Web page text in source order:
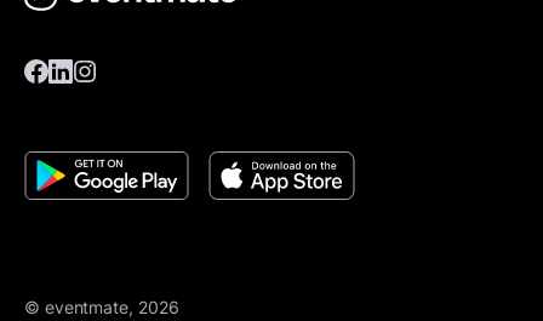
© eventmate, 2026